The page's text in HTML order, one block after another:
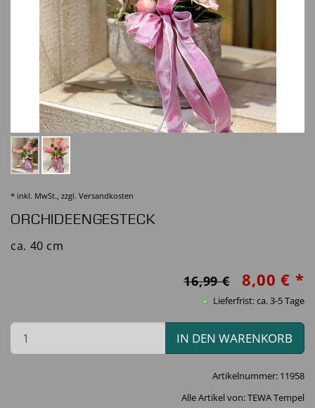
* inkl. MwSt., zzgl. Versandkosten
ORCHIDEENGESTECK
ca. 40 cm
16,99 € 8,00 € *
Lieferfrist: ca. 3-5 Tage
IN DEN WARENKORB
Artikelnummer: 11958
Alle Artikel von:TEWA Tempel